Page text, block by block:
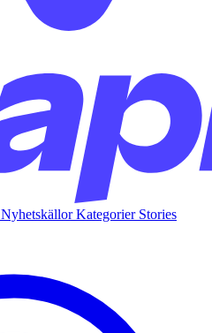
NyhetskällorKategorier Stories